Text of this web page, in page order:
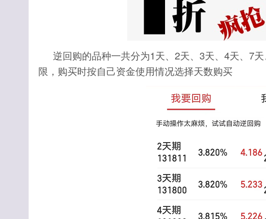
逆回购的品种一共分为1天、2天、3天、4天、7
限，购买时按自己资金使用情况选择天数购买